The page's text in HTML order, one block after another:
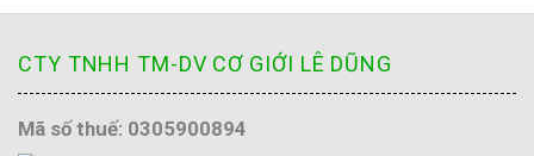
CTY TNHH TM-DV CƠ GIỚI LÊ DŨNG
Mã số thuế: 0305900894